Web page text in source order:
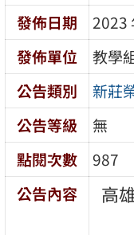
發佈日期
2023
發佈單位
教學
公告類別
新莊
公告等級
無
點閱次數
987
公告內容
高